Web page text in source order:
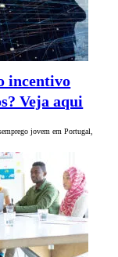
incentivo
Veja aqui
jovem em Portugal,